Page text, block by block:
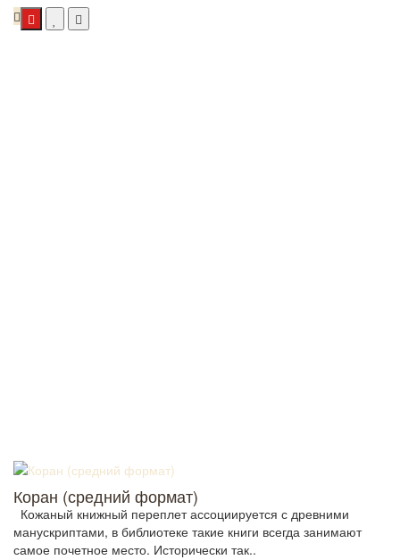
Коран (средний формат)
Кожаный книжный переплет ассоциируется с древними
манускриптами, в библиотеке такие книги всегда занимают
самое почетное место. Исторически так..